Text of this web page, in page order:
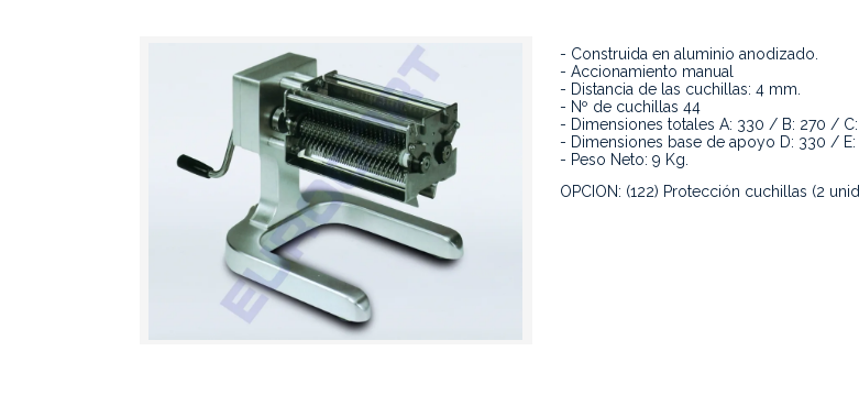
- Construida en aluminio anodizado.
- Accionamiento manual
- Distancia de las cuchillas: 4 mm.
- Nº de cuchillas 44
- Dimensiones totales A: 330 / B: 270 /
- Dimensiones base de apoyo D: 330 / E:
- Peso Neto: 9 Kg.
OPCION: (122) Protección cuchillas (2